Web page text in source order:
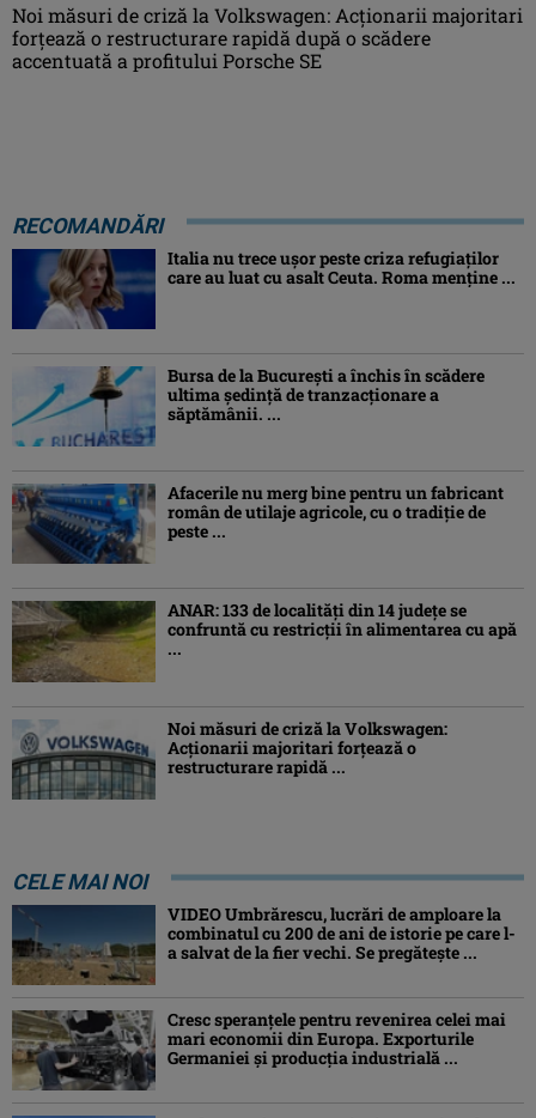
Noi măsuri de criză la Volkswagen: Acționarii majoritari
forțează o restructurare rapidă după o scădere
accentuată a profitului Porsche SE
RECOMANDĂRI
Italia nu trece ușor peste criza refugiaților
care au luat cu asalt Ceuta. Roma menține ...
Bursa de la București a închis în scădere
ultima ședință de tranzacționare a
săptămânii. ...
Afacerile nu merg bine pentru un fabricant
român de utilaje agricole, cu o tradiție de
peste ...
ANAR: 133 de localități din 14 județe se
confruntă cu restricții în alimentarea cu apă
...
Noi măsuri de criză la Volkswagen:
Acționarii majoritari forțează o
restructurare rapidă ...
CELE MAI NOI
VIDEO Umbrărescu, lucrări de amploare la
combinatul cu 200 de ani de istorie pe care l-
a salvat de la fier vechi. Se pregătește ...
Cresc speranțele pentru revenirea celei mai
mari economii din Europa. Exporturile
Germaniei și producția industrială ...